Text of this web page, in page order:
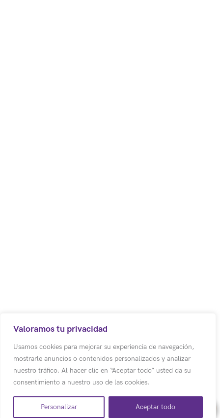
Valoramos tu privacidad
Usamos cookies para mejorar su experiencia de navegación,
mostrarle anuncios o contenidos personalizados y analizar
nuestro tráfico. Al hacer clic en “Aceptar todo” usted da su
consentimiento a nuestro uso de las cookies.
Personalizar Aceptar todo
(+57) (601) 617 5070 Ext 1011
(+57) 318 500 3803
Copyright© 2026 e-motion global SAS. Todos los derechos reservados.